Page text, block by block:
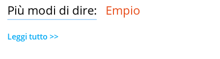
Più modi di dire: Empio
Leggi tutto >>